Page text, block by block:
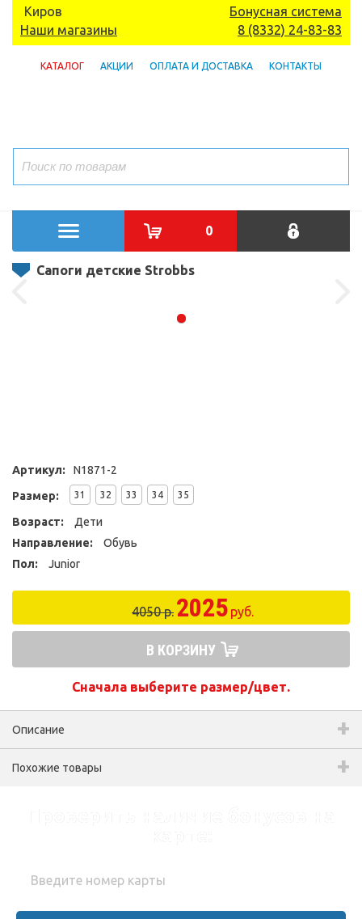
Киров
Наши магазины
Бонусная система
8 (8332) 24-83-83
КАТАЛОГ АКЦИИ ОПЛАТА И ДОСТАВКА КОНТАКТЫ
0
Сапоги детские Strobbs
Артикул:
N1871-2
Размер:
31 32 33 34 35
Возраст:
Дети
Направление:
Обувь
Пол:
Junior
4050 р. 2025 руб.
В КОРЗИНУ
Сначала выберите размер/цвет.
Описание
Похожие товары